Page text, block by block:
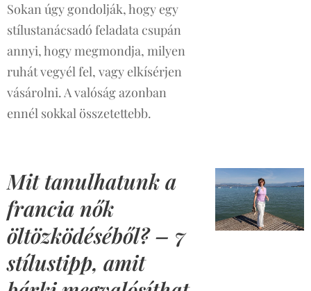
Sokan úgy gondolják, hogy egy
stílustanácsadó feladata csupán
annyi, hogy megmondja, milyen
ruhát vegyél fel, vagy elkísérjen
vásárolni. A valóság azonban
ennél sokkal összetettebb.
Mit tanulhatunk a
francia nők
öltözködéséből? – 7
stílustipp, amit